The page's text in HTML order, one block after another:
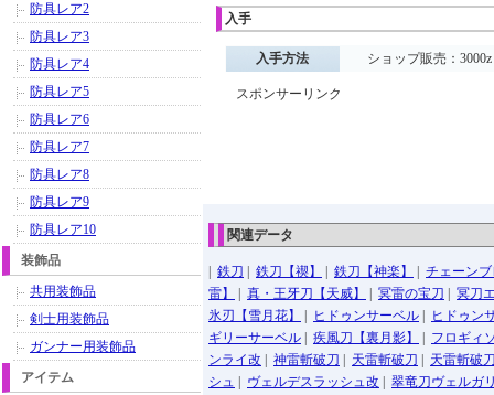
入手
入手方法 ショップ販売：3000z
スポンサーリンク
関連データ
鉄刀 鉄刀【禊】 鉄刀【神楽】
チェーン
雷】
真・王牙刀【天威】 冥雷の宝刀
冥刀
氷刃【雪月花】
ヒドゥンサーベル
ヒドゥン
ギリーサーベル
疾風刀【裏月影】
フロギィ
ンライ改
神雷斬破刀 天雷斬破刀
天雷斬破
シュ
ヴェルデスラッシュ改
翠竜刀ヴェルガ
防具レア2
防具レア3
防具レア4
防具レア5
防具レア6
防具レア7
防具レア8
防具レア9
防具レア10
装飾品
共用装飾品
剣士用装飾品
ガンナー用装飾品
アイテム